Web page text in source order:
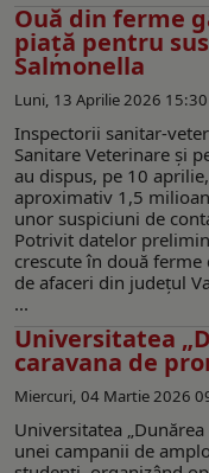
Ouă din ferme
piață pentru
Salmonella
Luni, 13 Aprilie 2026
Inspectorii sanitar-
Sanitare Veterinare și
au dispus, pe 10
aproximativ 1,5
unor suspiciuni de
Potrivit datelor
crescute în două
de afaceri din județul
...
Universitatea
caravana de
Miercuri, 04 Martie 2026
Universitatea „Dunărea
unei campanii de